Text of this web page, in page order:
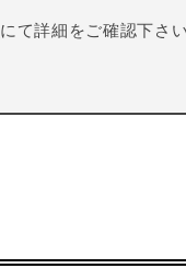
にて詳細をご確認下さい